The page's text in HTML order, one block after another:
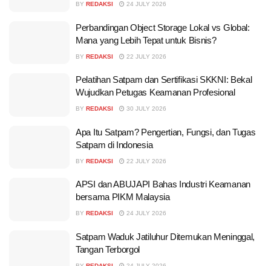
BY REDAKSI 24 JULY 2026
Perbandingan Object Storage Lokal vs Global:
Mana yang Lebih Tepat untuk Bisnis?
BY REDAKSI 22 JULY 2026
Pelatihan Satpam dan Sertifikasi SKKNI: Bekal
Wujudkan Petugas Keamanan Profesional
BY REDAKSI 30 JULY 2026
Apa Itu Satpam? Pengertian, Fungsi, dan Tugas
Satpam di Indonesia
BY REDAKSI 22 JULY 2026
APSI dan ABUJAPI Bahas Industri Keamanan
bersama PIKM Malaysia
BY REDAKSI 24 JULY 2026
Satpam Waduk Jatiluhur Ditemukan Meninggal,
Tangan Terborgol